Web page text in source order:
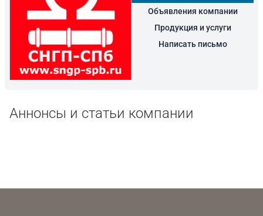
Объявления компании
Продукция и услуги
Написать письмо
Аннонсы и статьи компании